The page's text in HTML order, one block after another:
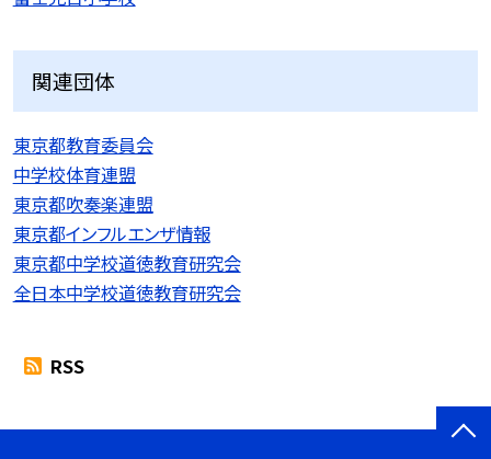
関連団体
東京都教育委員会
中学校体育連盟
東京都吹奏楽連盟
東京都インフルエンザ情報
東京都中学校道徳教育研究会
全日本中学校道徳教育研究会
RSS